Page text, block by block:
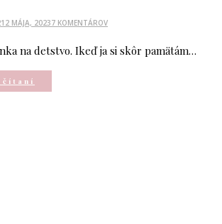
12 MÁJA, 20237 KOMENTÁROV
na detstvo. Ikeď ja si skôr pamätám…
čítaní